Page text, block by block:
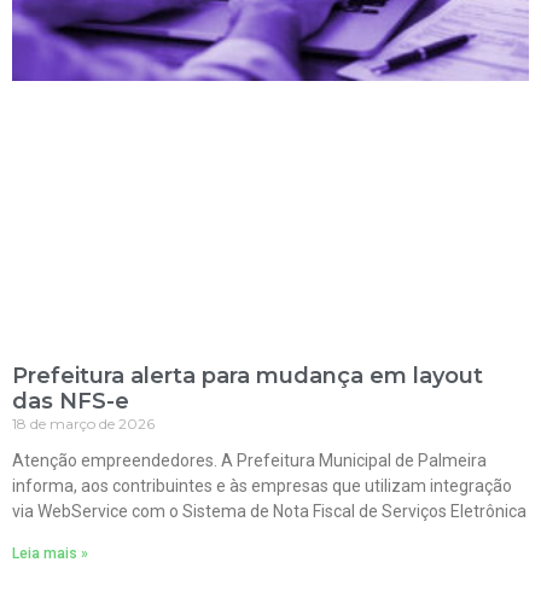
Prefeitura alerta para mudança em layout
das NFS-e
18 de março de 2026
Atenção empreendedores. A Prefeitura Municipal de Palmeira
informa, aos contribuintes e às empresas que utilizam integração
via WebService com o Sistema de Nota Fiscal de Serviços Eletrônica
Leia mais »